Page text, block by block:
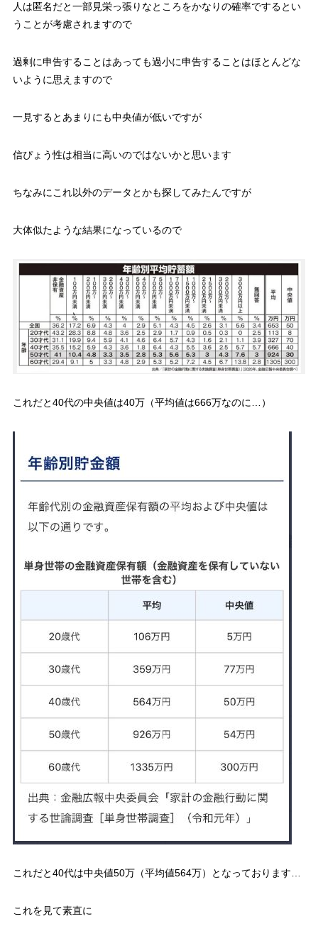
人は匿名だと一部見栄っ張りなところをかなりの確率でするとい
うことが考慮されますので
過剰に申告することはあっても過小に申告することはほとんどな
いように思えますので
一見するとあまりにも中央値が低いですが
信ぴょう性は相当に高いのではないかと思います
ちなみにこれ以外のデータとかも探してみたんですが
大体似たような結果になっているので
これだと40代の中央値は40万（平均値は666万なのに…）
これだと40代は中央値50万（平均値564万）となっております…
これを見て素直に